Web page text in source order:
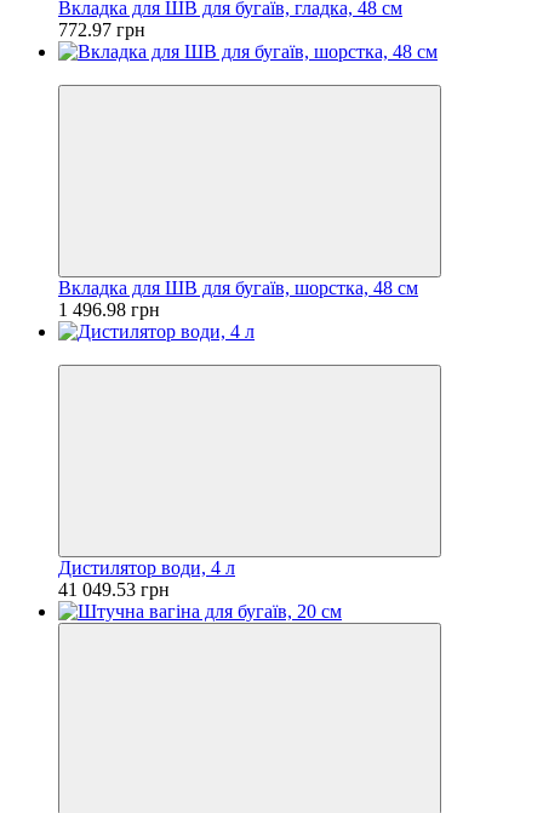
Вкладка для ШВ для бугаїв, гладка, 48 см
772.97 грн
Вкладка для ШВ для бугаїв, шорстка, 48 см
1 496.98 грн
Дистилятор води, 4 л
41 049.53 грн